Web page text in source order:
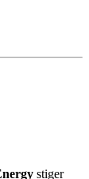
stiger